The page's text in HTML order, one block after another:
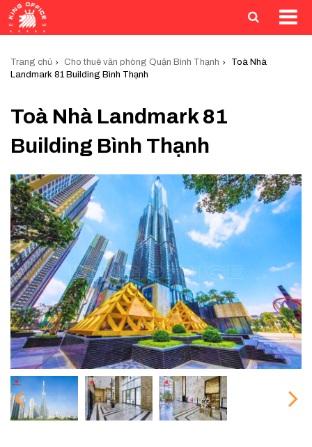
Trang chủ Cho thuê văn phòng Quận Bình Thạnh
Toà Nhà
Landmark 81 Building Bình Thạnh
Toà Nhà Landmark 81
Building Bình Thạnh